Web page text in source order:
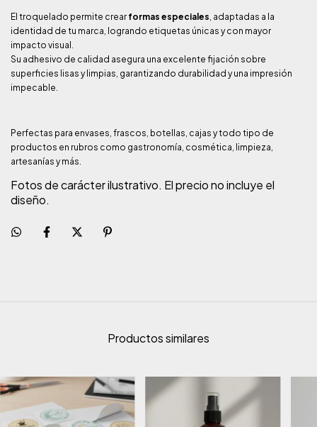
El troquelado permite crear formas especiales, adaptadas a la
identidad de tu marca, logrando etiquetas únicas y con mayor
impacto visual.
Su adhesivo de calidad asegura una excelente fijación sobre
superficies lisas y limpias, garantizando durabilidad y una impresión
impecable.
Perfectas para envases, frascos, botellas, cajas y todo tipo de
productos en rubros como gastronomía, cosmética, limpieza,
artesanías y más.
Fotos de carácter ilustrativo. El precio no incluye el
diseño.
Productos similares